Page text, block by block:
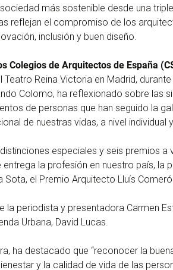
más sostenible desde una
reflejan el compromiso de los
inclusión y buen diseño.
Colegios de Arquitectos de España
Teatro Reina Victoria en Madrid,
Colomo, ha reflexionado sobre las
de personas que han seguido la
de nuestras vidas, a nivel individual
especiales y seis premios
la profesión en nuestro país, la
el Premio Arquitecto Lluís
la periodista y presentadora Carmen
Urbana, David Lucas.
ha destacado que “reconocer la
y la calidad de vida de las